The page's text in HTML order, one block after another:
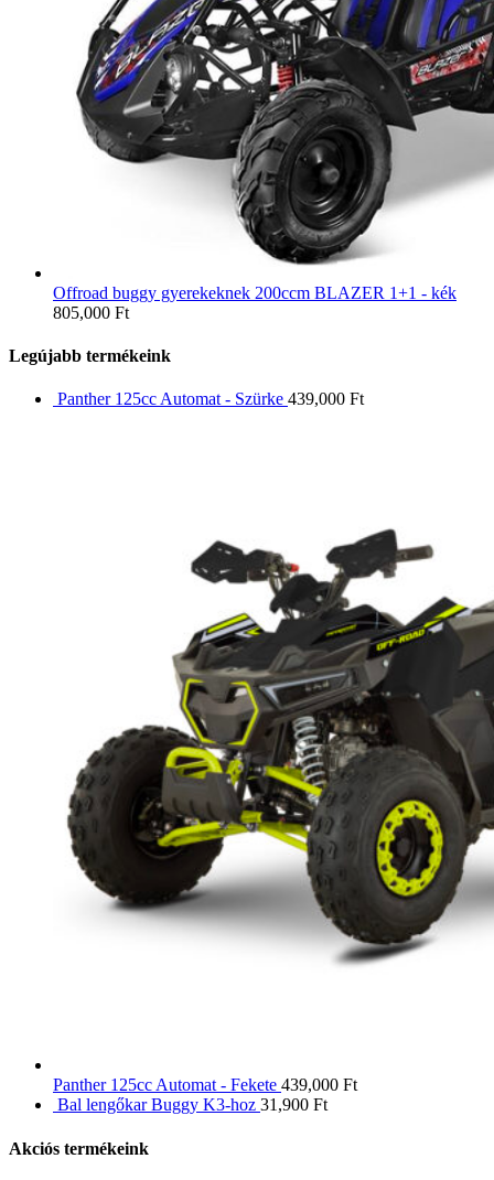
Offroad buggy gyerekeknek 200ccm BLAZER 1+1 - kék
805,000 Ft
Legújabb termékeink
Panther 125cc Automat - Szürke 439,000 Ft
Panther 125cc Automat - Fekete 439,000 Ft
Bal lengőkar Buggy K3-hoz 31,900 Ft
Akciós termékeink